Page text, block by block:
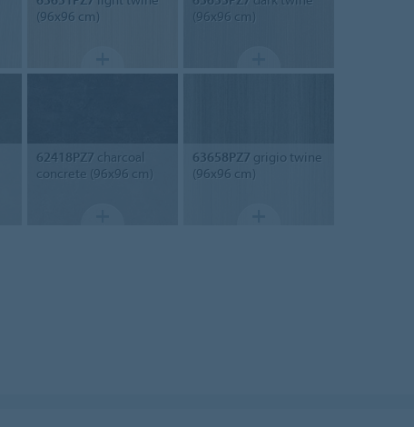
(96x96 cm)
(96x96 cm)
62418PZ7 charcoal
concrete (96x96 cm)
63658PZ7 grigio twine
(96x96 cm)